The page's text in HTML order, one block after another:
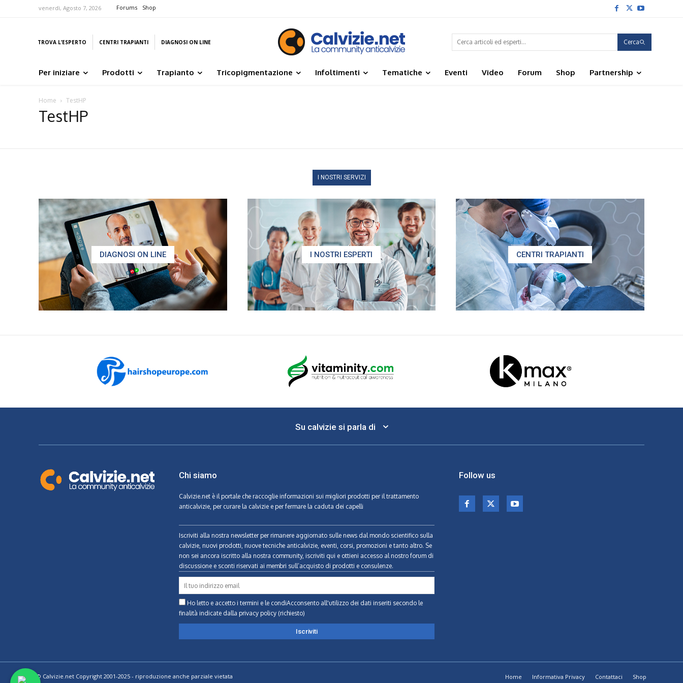
venerdì, Agosto 7, 2026 Forums Shop
TROVA L’ESPERTO CENTRI TRAPIANTI DIAGNOSI ON LINE Cerca
Per iniziare Prodotti Trapianto Tricopigmentazione Infoltimenti Tematiche Eventi Video Forum Shop Partnership
Home TestHP
TestHP
I NOSTRI SERVIZI
DIAGNOSI ON LINE I NOSTRI ESPERTI CENTRI TRAPIANTI
Su calvizie si parla di
Chi siamo
Calvizie.netè il portale che raccoglie informazioni sui migliori prodotti per il trattamento
anticalvizie, per curare la calvizie e per fermare la caduta dei capelli
Iscriviti alla nostra newsletter per rimanere aggiornato sulle news dal mondo scientifico sulla
calvizie, nuovi prodotti, nuove tecniche anticalvizie, eventi, corsi, promozioni e tanto altro. Se
non sei ancora iscritto alla nostra community, iscriviti qui e ottieni accesso al nostro forum di
discussione e sconti riservati ai membri sull’acquisto di prodotti e consulenze.
Ho letto e accetto i termini e le condiAcconsento all'utilizzo dei dati inseriti secondo le
finalità indicate dalla privacy policy (richiesto)
Follow us
© Calvizie.net Copyright 2001-2025 - riproduzione anche parziale vietata Home Informativa Privacy Contattaci Shop